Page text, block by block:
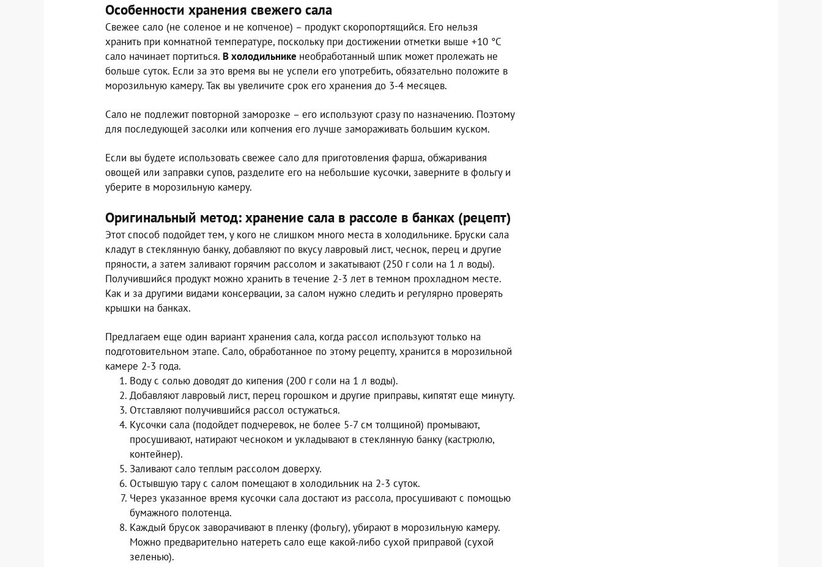
Особенности хранения свежего сала
Свежее сало (не соленое и не копченое) – продукт скоропортящийся. Его нельзя
хранить при комнатной температуре, поскольку при достижении отметки выше +10 °C
сало начинает портиться. В холодильнике необработанный шпик может пролежать не
больше суток. Если за это время вы не успели его употребить, обязательно положите в
морозильную камеру. Так вы увеличите срок его хранения до 3-4 месяцев.
Сало не подлежит повторной заморозке – его используют сразу по назначению. Поэтому
для последующей засолки или копчения его лучше замораживать большим куском.
Если вы будете использовать свежее сало для приготовления фарша, обжаривания
овощей или заправки супов, разделите его на небольшие кусочки, заверните в фольгу и
уберите в морозильную камеру.
Оригинальный метод: хранение сала в рассоле в банках (рецепт)
Этот способ подойдет тем, у кого не слишком много места в холодильнике. Бруски сала
кладут в стеклянную банку, добавляют по вкусу лавровый лист, чеснок, перец и другие
пряности, а затем заливают горячим рассолом и закатывают (250 г соли на 1 л воды).
Получившийся продукт можно хранить в течение 2-3 лет в темном прохладном месте.
Как и за другими видами консервации, за салом нужно следить и регулярно проверять
крышки на банках.
Предлагаем еще один вариант хранения сала, когда рассол используют только на
подготовительном этапе. Сало, обработанное по этому рецепту, хранится в морозильной
камере 2-3 года.
Воду с солью доводят до кипения (200 г соли на 1 л воды).
Добавляют лавровый лист, перец горошком и другие приправы, кипятят еще минуту.
Отставляют получившийся рассол остужаться.
Кусочки сала (подойдет подчеревок, не более 5-7 см толщиной) промывают,
просушивают, натирают чесноком и укладывают в стеклянную банку (кастрюлю,
контейнер).
Заливают сало теплым рассолом доверху.
Остывшую тару с салом помещают в холодильник на 2-3 суток.
Через указанное время кусочки сала достают из рассола, просушивают с помощью
бумажного полотенца.
Каждый брусок заворачивают в пленку (фольгу), убирают в морозильную камеру.
Можно предварительно натереть сало еще какой-либо сухой приправой (сухой
зеленью).